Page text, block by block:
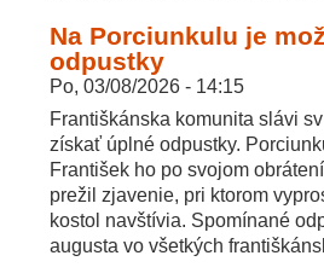
Na Porciunkulu je
odpustky
Po, 03/08/2026 - 14:15
Františkánska komunita slávi
získať úplné odpustky.
František ho po svojom
prežil zjavenie, pri ktorom
kostol navštívia. Spomínané
augusta vo všetkých